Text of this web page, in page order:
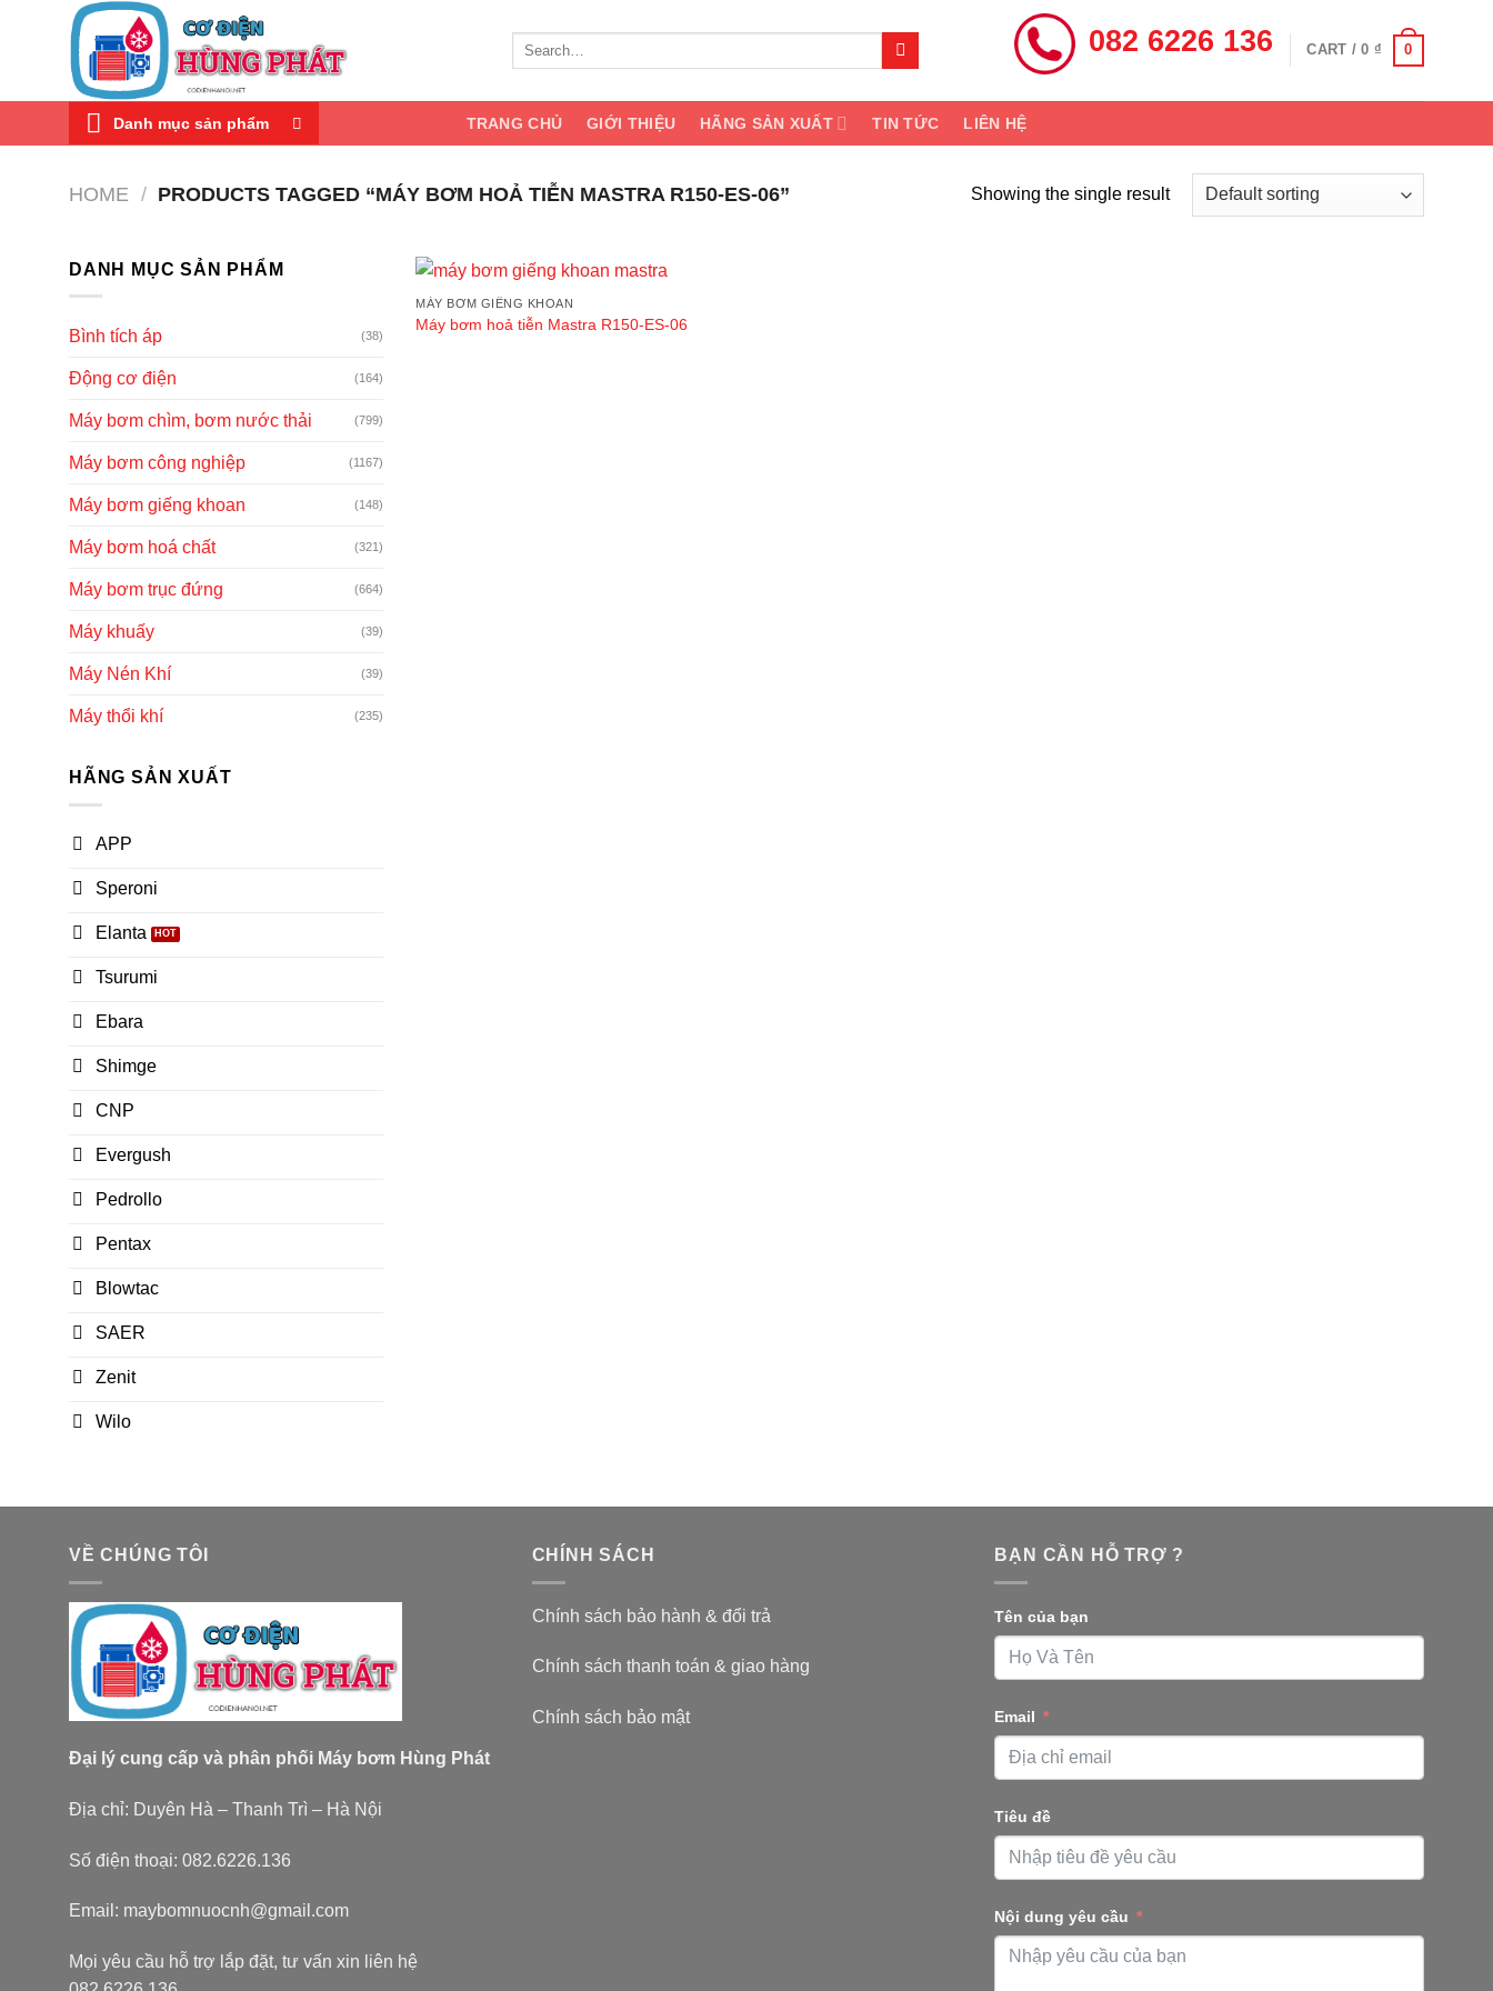
Search
082 6226 136 CART /0 ₫ 0
Danh mục sản phẩm TRANG CHỦ GIỚI THIỆU HÃNG SẢN XUẤT TIN TỨC LIÊN HỆ
HOME / PRODUCTS TAGGED “MÁY BƠM HOẢ TIỄN MASTRA R150-ES-06” Showing the single result
DANH MỤC SẢN PHẨM
Bình tích áp (38)
Động cơ điện (164)
Máy bơm chìm, bơm nước thải (799)
Máy bơm công nghiệp (1167)
Máy bơm giếng khoan (148)
Máy bơm hoá chất (321)
Máy bơm trục đứng (664)
Máy khuấy (39)
Máy Nén Khí (39)
Máy thổi khí (235)
HÃNG SẢN XUẤT
APP
Speroni
Elanta
Tsurumi
Ebara
Shimge
CNP
Evergush
Pedrollo
Pentax
Blowtac
SAER
Zenit
Wilo
MÁY BƠM GIẾNG KHOAN
Máy bơm hoả tiễn Mastra R150-ES-06
VỀ CHÚNG TÔI
Đại lý cung cấp và phân phối Máy bơm Hùng Phát
Địa chỉ: Duyên Hà – Thanh Trì – Hà Nội
Số điện thoại: 082.6226.136
Email: maybomnuocnh@gmail.com
Mọi yêu cầu hỗ trợ lắp đặt, tư vấn xin liên hệ
CHÍNH SÁCH
Chính sách bảo hành & đổi trả
Chính sách thanh toán & giao hàng
Chính sách bảo mật
BẠN CẦN HỖ TRỢ ?
Tên của bạn
Email
Tiêu đề
Nội dung yêu cầu